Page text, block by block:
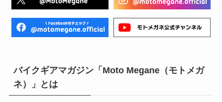
バイクギアマガジン「Moto Megane（モトメガ
ネ）」とは